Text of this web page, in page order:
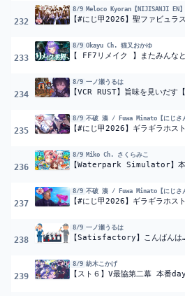
232
8/9 Meloco Kyoran【NIJISANJI EN】
233
8/9 Okayu Ch. 猫又おかゆ
234
8/9 一ノ瀬うるは
235
8/9
236
8/9 Miko Ch. さくらみこ
237
8/9
238
8/9 一ノ瀬うるは
【Satisfactory】こんばんは
239
8/9 紡木こかげ